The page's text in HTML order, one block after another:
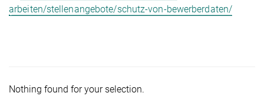
arbeiten/stellenangebote/schutz-von-bewerberdaten/
Nothing found for your selection.